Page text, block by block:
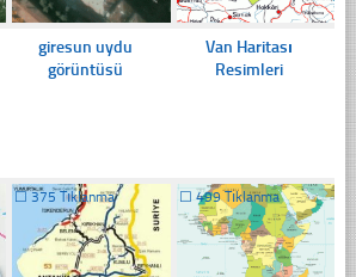
giresun uydu
görüntüsü
Van Haritası
Resimleri
☐375 Tıklanma ☐ 499 Tıklanma